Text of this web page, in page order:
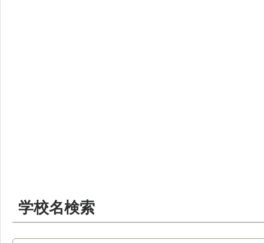
学校名検索